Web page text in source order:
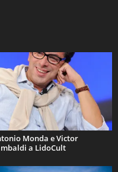
Monda e Victor
a LidoCult